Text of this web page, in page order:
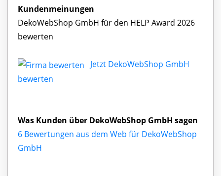
Kundenmeinungen
DekoWebShop GmbH für den HELP Award 2026
bewerten
Jetzt DekoWebShop GmbH
bewerten
Was Kunden über DekoWebShop GmbH sagen
6 Bewertungen aus dem Web für DekoWebShop
GmbH